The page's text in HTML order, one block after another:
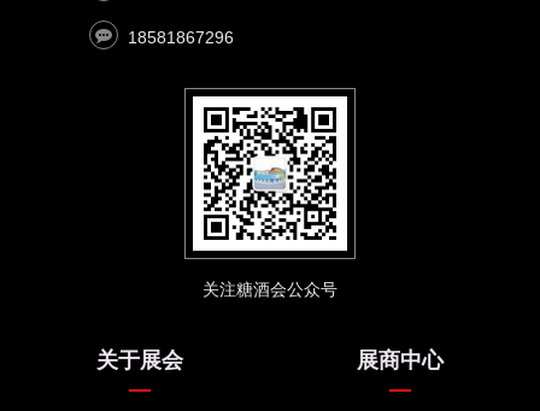
18581867296
关注糖酒会公众号
关于展会 展商中心